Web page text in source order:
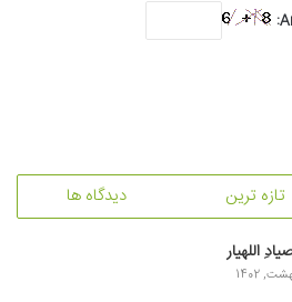
تازه ترین دیدگاه ها
اللهیار